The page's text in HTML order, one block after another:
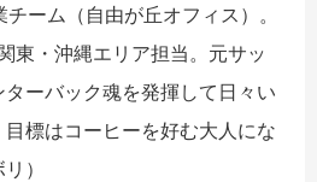
チーム（自由が丘オフィス）。
東・沖縄エリア担当。元サッ
ーバック魂を発揮して日々い
標はコーヒーを好む大人にな
）